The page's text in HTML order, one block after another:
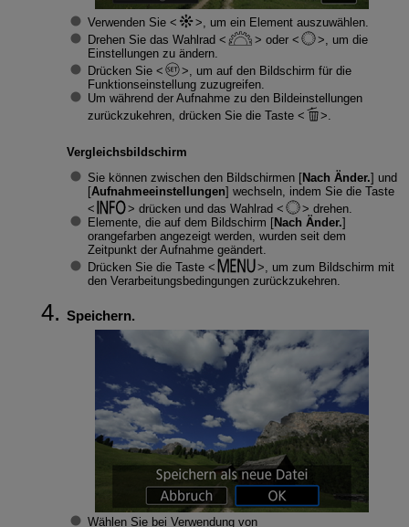
Verwenden Sie
, um ein Element auszuwählen.
Drehen Sie das Wahlrad
oder
, um die
Einstellungen zu ändern.
Drücken Sie
, um auf den Bildschirm für die
Funktionseinstellung zuzugreifen.
Um während der Aufnahme zu den Bildeinstellungen
zurückzukehren, drücken Sie die Taste
Vergleichsbildschirm
Sie können zwischen den Bildschirmen [Nach Änder.] und
[Aufnahmeeinstellungen] wechseln, indem Sie die Taste
drücken und das Wahlrad
drehen.
Elemente, die auf dem Bildschirm [Nach Änder.]
orangefarben angezeigt werden, wurden seit dem
Zeitpunkt der Aufnahme geändert.
Drücken Sie die Taste
, um zum Bildschirm mit
den Verarbeitungsbedingungen zurückzukehren.
Speichern.
Wählen Sie bei Verwendung von